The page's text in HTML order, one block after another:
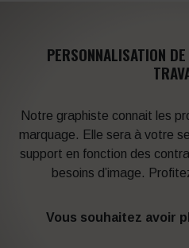
PERSONNALISATION
Notre graphiste connait les
marquage. Elle sera à votre
support en fonction des
besoins d’image.
Vous souhaitez avoir